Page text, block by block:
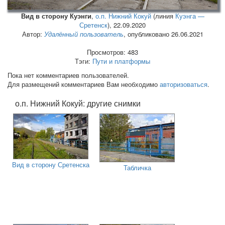
Вид в сторону Куэнги,о.п. Нижний Кокуй (линияКуэнга —
Сретенск), 22.09.2020
Автор: Удалённый пользователь, опубликовано 26.06.2021
Просмотров: 483
Тэги: Пути и платформы
Пока нет комментариев пользователей.
Для размещений комментариев Вам необходимо авторизоваться.
о.п. Нижний Кокуй: другие снимки
Вид в сторону Сретенска Табличка